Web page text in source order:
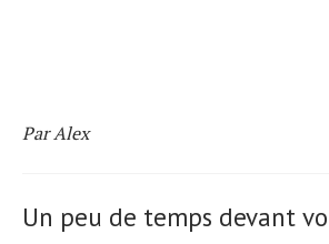
Par Alex
Un peu de temps devant